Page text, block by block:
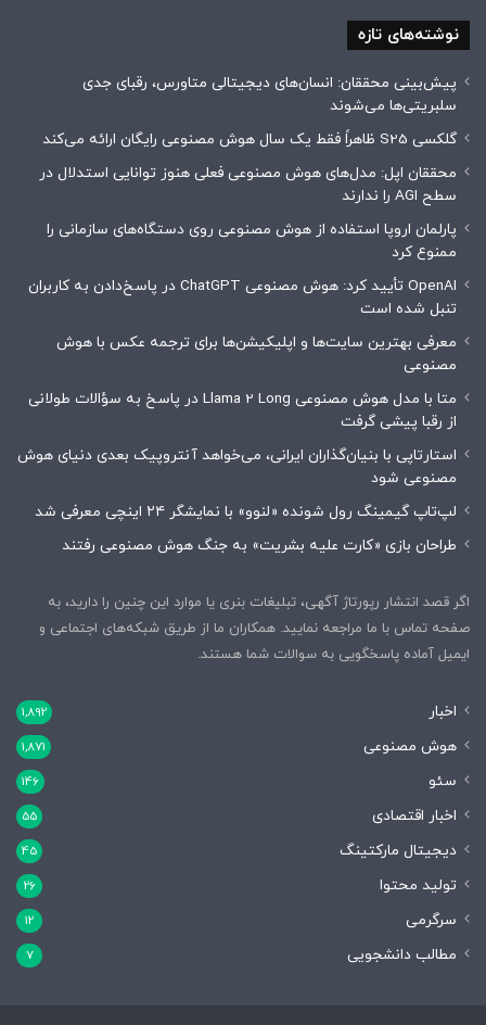
نوشته‌های تازه
پیش‌بینی محققان: انسان‌های دیجیتالی متاورس، رقبای جدی
سلبریتی‌ها می‌شوند
گلکسی S25 ظاهراً فقط یک سال هوش مصنوعی رایگان ارائه می‌کند
محققان اپل: مدل‌های هوش مصنوعی فعلی هنوز توانایی استدلال در
سطح AGI را ندارند
پارلمان اروپا استفاده از هوش مصنوعی روی دستگاه‌های سازمانی را
ممنوع کرد
OpenAI تأیید کرد: هوش مصنوعی ChatGPT در پاسخ‌دادن به کاربران
تنبل شده است
معرفی بهترین سایت‌ها و اپلیکیشن‌ها برای ترجمه عکس با هوش
مصنوعی
متا با مدل هوش مصنوعی Llama 2 Long در پاسخ به سؤالات طولانی
از رقبا پیشی گرفت
استارتاپی با بنیان‌گذاران ایرانی، می‌خواهد آنتروپیک بعدی دنیای هوش
مصنوعی شود
لپ‌تاپ گیمینگ رول شونده «لنوو» با نمایشگر ۲۴ اینچی معرفی شد
طراحان بازی «کارت علیه بشریت» به جنگ هوش مصنوعی رفتند
اگر قصد انتشار رپورتاژ آگهی، تبلیغات بنری یا موارد این چنین را دارید، به
صفحه تماس با ما مراجعه نمایید. همکاران ما از طریق شبکه‌های اجتماعی و
ایمیل آماده پاسخگویی به سوالات شما هستند.
اخبار 1,892
هوش مصنوعی 1,871
سئو 146
اخبار اقتصادی 55
دیجیتال مارکتینگ 45
تولید محتوا 26
سرگرمی 12
مطالب دانشجویی 7